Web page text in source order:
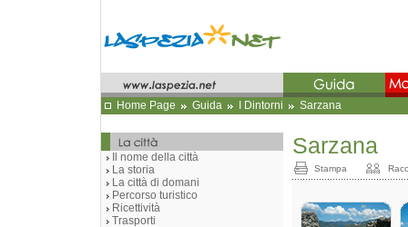
Home Page Guida I Dintorni Sarzana
Il nome della città
La storia
La città di domani
Percorso turistico
Ricettività
Trasporti
Sarzana
Stampa